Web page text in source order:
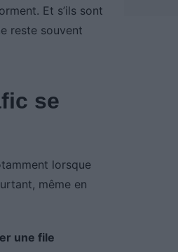
Et s’ils sont
reste souvent
se
lorsque
même en
une file